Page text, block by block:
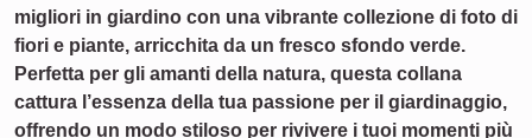
migliori in giardino con una vibrante collezione di foto di
fiori e piante, arricchita da un fresco sfondo verde.
Perfetta per gli amanti della natura, questa collana
cattura l’essenza della tua passione per il giardinaggio,
offrendo un modo stiloso per rivivere i tuoi momenti più